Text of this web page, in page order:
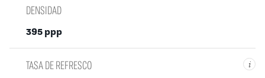
DENSIDAD
395 ppp
i
TASA DE REFRESCO